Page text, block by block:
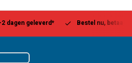
dagen geleverd* Bestel nu, betaal